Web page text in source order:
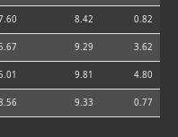
8.42 0.82
9.29 3.62
9.81 4.80
9.33 0.77